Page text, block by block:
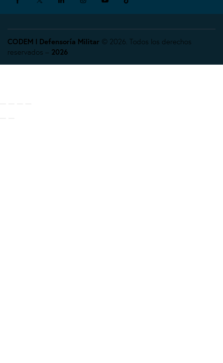
CODEM I Defensoría Militar © 2026. Todos los derechos
reservados – 2026